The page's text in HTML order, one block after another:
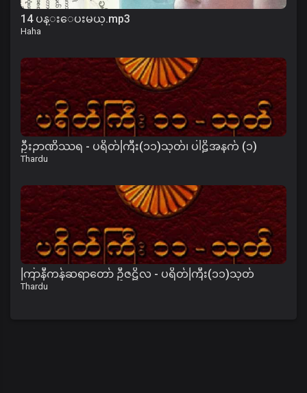
14 ပန္းေပးမယ္.mp3
Haha
ဦးဉာဏိဿရ - ပရိတ်ကြီး(၁၁)သုတ်၊ ပါဠိအနက် (၁)
Thardu
ကြာနီကန်ဆရာတော် ဦဇဋိလ - ပရိတ်ကြီး(၁၁)သုတ်
Thardu